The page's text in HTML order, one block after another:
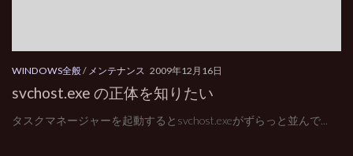
WINDOWS全般/ メンテナンス 2009年12月16日
svchost.exe の正体を知りたい
タスクマネージャーを起動するとsvchost.exeがずらっと並んで...